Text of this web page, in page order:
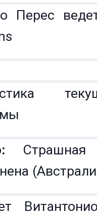
Перес
Страшная